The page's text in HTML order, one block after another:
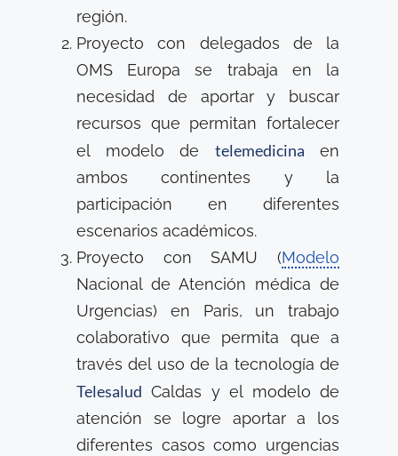
región.
Proyecto con delegados de la
OMS Europa se trabaja en la
necesidad de aportar y buscar
recursos que permitan fortalecer
el modelo de telemedicina en
ambos continentes y la
participación en diferentes
escenarios académicos.
Proyecto con SAMU (Modelo
Nacional de Atención médica de
Urgencias) en Paris, un trabajo
colaborativo que permita que a
través del uso de la tecnología de
Telesalud Caldas y el modelo de
atención se logre aportar a los
diferentes casos como urgencias